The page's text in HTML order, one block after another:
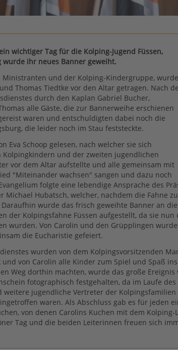
wichtiger Tag für die Kolping-Jugend Füssen,
wurde ihr neues Banner geweiht.
Ministranten und der Kolping-Kindergruppe, wurde
Thomas Tiedtke vor den Altar getragen. Nach
durch den Kaplan Gabriel Bucher,
alle Gäste, die zur Bannerweihe erschienen
waren und entschuldigten dabei noch die
die leider noch im Stau feststeckte.
Eva Schoop gelesen, nach welcher sie sich
Kolpingkindern und der zweiten jugendlichen
vor dem Altar aufstellte und alle gemeinsam mit
"Miteinander wachsen" sangen und dazu noch
folgte eine lebendige Ansprache des
Michael Hubatsch, welcher, nachdem die Fahne
wurde das frisch geweihte Banner an
der Kolpingsfahne Füssen aufgestellt, da sie
wurden. Von Carolin und den Grüpplingen
die Eucharistie gefeiert.
wurden von dem Kolpingsvorsitzenden
von Carolin alle Kinder zum Spiel und Spaß
Weg dorthin machten, wurde das große
fotographisch festgehalten, da im Laufe
weitere jugendliche Vertreter der Kolpingsfamilien
waren. Als Abschluss gab es für jeden
von denen Carolins Kuchen mit dem Kolping-
Tag und die beiden Leiterinnen freuen sich